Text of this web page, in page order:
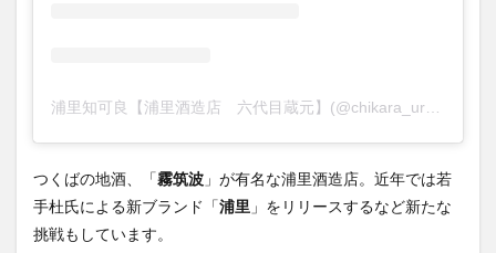
つくばの地酒、「霧筑波 」が有名な浦里酒造店。近年では若
手杜氏による新ブランド「浦里 」をリリースするなど新たな
挑戦もしています。